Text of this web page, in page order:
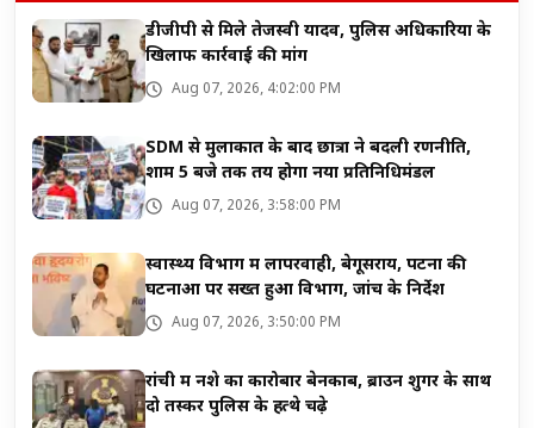
डीजीपी से मिले तेजस्वी यादव, पुलिस अधिकारियों के
खिलाफ कार्रवाई की मांग
Aug 07, 2026, 4:02:00 PM
SDM से मुलाकात के बाद छात्रों ने बदली रणनीति,
शाम 5 बजे तक तय होगा नया प्रतिनिधिमंडल
Aug 07, 2026, 3:58:00 PM
स्वास्थ्य विभाग में लापरवाही, बेगूसराय, पटना की
घटनाओं पर सख्त हुआ विभाग, जांच के निर्देश
Aug 07, 2026, 3:50:00 PM
रांची में नशे का कारोबार बेनकाब, ब्राउन शुगर के साथ
दो तस्कर पुलिस के हत्थे चढ़े